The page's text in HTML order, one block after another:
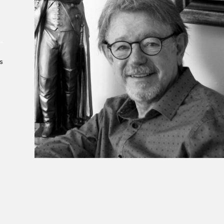
À propos du Salon
Liste des exposant·e·s
Liste des auteur·rice·s